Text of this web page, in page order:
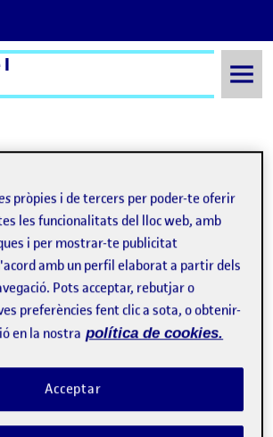
I
i benvingudes!
de publicació15 setembre, 2022 3:08 pm
pròpies i de tercers per poder-te oferir
les funcionalitats del lloc web, amb
i per mostrar-te publicitat
amb un perfil elaborat a partir dels
Pots acceptar, rebutjar o
preferències fent clic a sota, o obtenir-
en la nostra política de cookies.
Acceptar